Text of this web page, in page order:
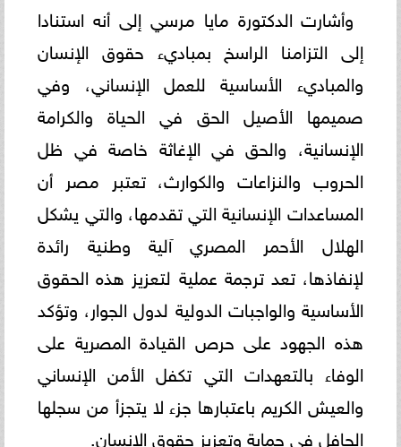
وأشارت الدكتورة مايا مرسي إلى أنه استنادا
إلى التزامنا الراسخ بمباديء حقوق الإنسان
والمباديء الأساسية للعمل الإنساني، وفي
صميمها الأصيل الحق في الحياة والكرامة
الإنسانية، والحق في الإغاثة خاصة في ظل
الحروب والنزاعات والكوارث، تعتبر مصر أن
المساعدات الإنسانية التي تقدمها، والتي يشكل
الهلال الأحمر المصري آلية وطنية رائدة
لإنفاذها، تعد ترجمة عملية لتعزيز هذه الحقوق
الأساسية والواجبات الدولية لدول الجوار، وتؤكد
هذه الجهود على حرص القيادة المصرية على
الوفاء بالتعهدات التي تكفل الأمن الإنساني
والعيش الكريم باعتبارها جزء لا يتجزأ من سجلها
الحافل في حماية وتعزيز حقوق الإنسان.